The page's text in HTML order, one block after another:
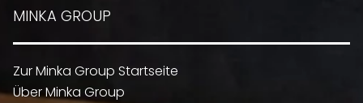
MINKA GROUP
Zur Minka Group Startseite
Über Minka Group